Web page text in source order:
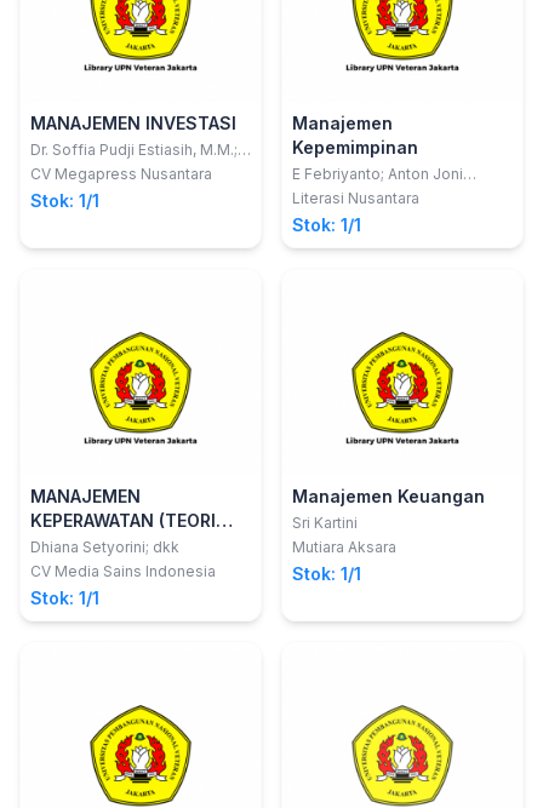
MANAJEMEN INVESTASI
Dr. Soffia Pudji Estiasih, M.M.;
Nashrudin Latif, S.Sos., M.M.
CV Megapress Nusantara
Stok: 1/1
Manajemen
Kepemimpinan
E Febriyanto; Anton Joni
Saputra; Arde Lia Ningsih
Literasi Nusantara
Stok: 1/1
MANAJEMEN
KEPERAWATAN (TEORI
DAN PENERAPAN) JILID 2
Dhiana Setyorini; dkk
CV Media Sains Indonesia
Stok: 1/1
Manajemen Keuangan
Sri Kartini
Mutiara Aksara
Stok: 1/1